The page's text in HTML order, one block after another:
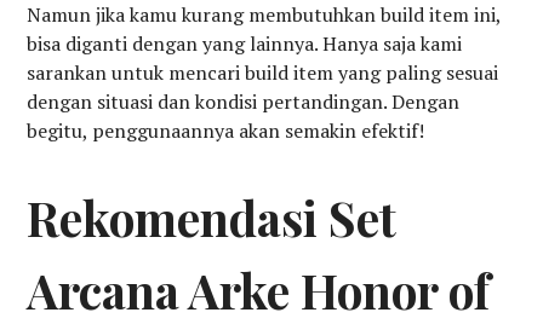
Namun jika kamu kurang membutuhkan build item ini,
bisa diganti dengan yang lainnya. Hanya saja kami
sarankan untuk mencari build item yang paling sesuai
dengan situasi dan kondisi pertandingan. Dengan
begitu, penggunaannya akan semakin efektif!
Rekomendasi Set
Arcana Arke Honor of